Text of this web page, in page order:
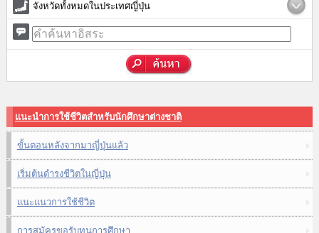
จังหวัดทั้งหมดในประเทศญี่ปุ่น
แนะนำการใช้ชีวิตสำหรับนักศึกษาต่างชาติ
ขั้นตอนหลังจากมาญี่ปุ่นแล้ว
เริ่มต้นดำรงชีวิตในญี่ปุ่น
แนะแนวการใช้ชีวิต
การสมัครขอรับทุนการศึกษา